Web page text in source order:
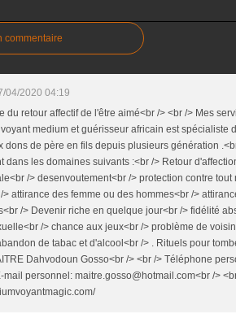
commentaire
04/2020 04:19
du retour affectif de l'être aimé<br /> <br /> Mes
medium et guérisseur africain est spécialiste
dons de père en fils depuis plusieurs génération
dans les domaines suivants :<br /> Retour
/> desenvoutement<br /> protection contre
attirance des femme ou des hommes<br />
/> Devenir riche en quelque jour<br /> fidélité
/> chance aux jeux<br /> problème de
de tabac et d'alcool<br /> . Rituels pour
Dahvodoun Gosso<br /> <br /> Téléphone
mail personnel: maitre.gosso@hotmail.com<br />